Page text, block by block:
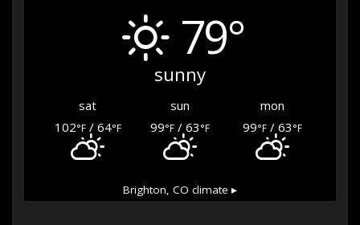
79°
sunny
sat sun
mon
102°F/ 64°F 99°F/ 63°F 99°F/ 63°F
Brighton, CO climate ▸